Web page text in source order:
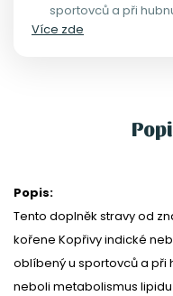
sportovců a při
neboli
Více zde
Popis:
Tento doplněk stravy od
kořene Kopřivy indické
oblíbený u sportovců a při
neboli metabolismus